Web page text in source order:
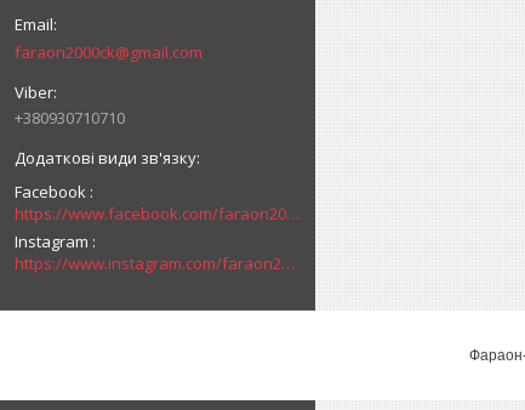
faraon2000ck@gmail.com
+380930710710
Facebook
https://www.facebook.com/faraon2000ck/
Instagram
https://www.instagram.com/faraon2000com/